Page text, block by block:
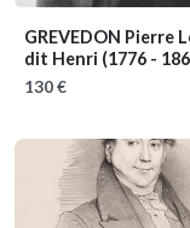
GREVEDON Pierre
dit Henri (1776 -
130 €